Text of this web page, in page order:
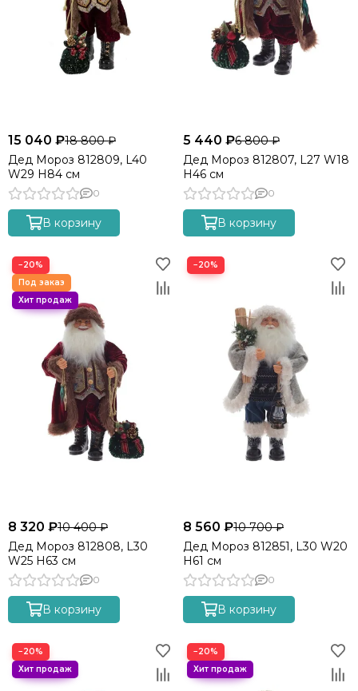
15 040 ₽18 800 ₽
Дед Мороз 812809, L40
W29 H84 см
0
В корзину
5 440 ₽6 800 ₽
Дед Мороз 812807, L27 W18
H46 см
0
В корзину
−20%
8 320 ₽10 400 ₽
Дед Мороз 812808, L30
W25 H63 см
0
В корзину
−20%
8 560 ₽10 700 ₽
Дед Мороз 812851, L30 W20
H61 см
0
В корзину
−20% −20%